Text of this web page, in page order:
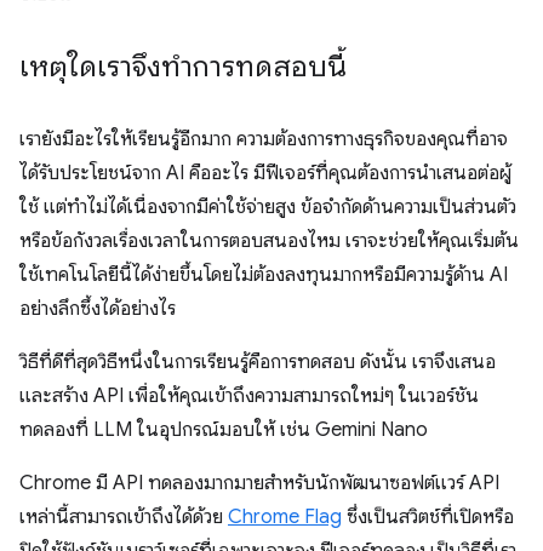
เหตุใดเราจึงทำการทดสอบนี้
เรายังมีอะไรให้เรียนรู้อีกมาก ความต้องการทางธุรกิจของคุณที่อาจ
ได้รับประโยชน์จาก AI คืออะไร มีฟีเจอร์ที่คุณต้องการนำเสนอต่อผู้
ใช้ แต่ทำไม่ได้เนื่องจากมีค่าใช้จ่ายสูง ข้อจำกัดด้านความเป็นส่วนตัว
หรือข้อกังวลเรื่องเวลาในการตอบสนองไหม เราจะช่วยให้คุณเริ่มต้น
ใช้เทคโนโลยีนี้ได้ง่ายขึ้นโดยไม่ต้องลงทุนมากหรือมีความรู้ด้าน AI
อย่างลึกซึ้งได้อย่างไร
วิธีที่ดีที่สุดวิธีหนึ่งในการเรียนรู้คือการทดสอบ ดังนั้น เราจึงเสนอ
และสร้าง API เพื่อให้คุณเข้าถึงความสามารถใหม่ๆ ในเวอร์ชัน
ทดลองที่ LLM ในอุปกรณ์มอบให้ เช่น Gemini Nano
Chrome มี API ทดลองมากมายสำหรับนักพัฒนาซอฟต์แวร์ API
เหล่านี้สามารถเข้าถึงได้ด้วย Chrome Flag ซึ่งเป็นสวิตช์ที่เปิดหรือ